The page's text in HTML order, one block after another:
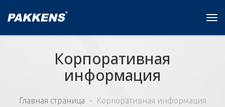
Корпоративная
информация
Главная страница Корпоративная информация